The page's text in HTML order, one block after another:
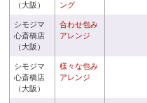
（大阪）
ング
シモジマ
心斎橋店
（大阪）
合わせ包み
アレンジ
シモジマ
心斎橋店
（大阪）
様々な包み
アレンジ